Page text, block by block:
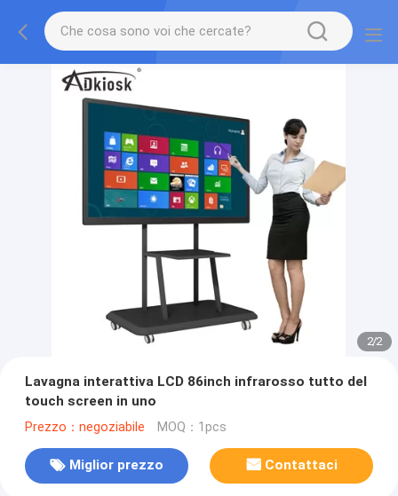
2/2
Lavagna interattiva LCD 86inch infrarosso tutto del
touch screen in uno
Prezzo：negoziabile MOQ：1pcs
Miglior prezzo Contattaci